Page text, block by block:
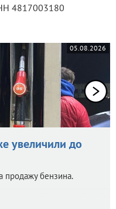
4817003180
05.08.2026
увеличили до
продажу бензина.